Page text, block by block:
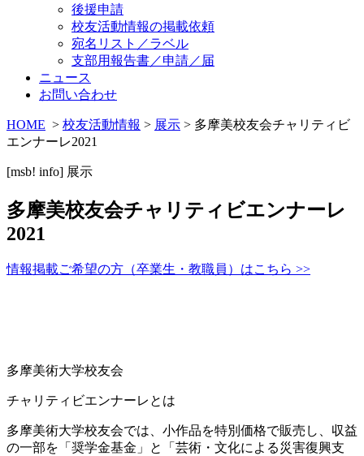
後援申請
校友活動情報の掲載依頼
宛名リスト／ラベル
支部用報告書／申請／届
ニュース
お問い合わせ
HOME > 校友活動情報 > 展示 > 多摩美校友会チャリティビ
エンナーレ2021
[msb! info] 展示
多摩美校友会チャリティビエンナーレ
2021
情報掲載ご希望の方（卒業生・教職員）はこちら >>
多摩美術大学校友会
チャリティビエンナーレとは
多摩美術大学校友会では、小作品を特別価格で販売し、収益
の一部を「奨学金基金」と「芸術・文化による災害復興支